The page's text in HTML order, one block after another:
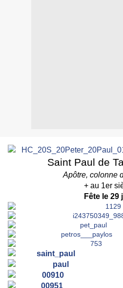
Saint Paul de
Apôtre, colonne
+ au 1er
Fête le 29